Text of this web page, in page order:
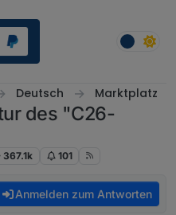
Deutsch Marktplatz
des "C26-
367.1k 101
Anmelden zum Antworten